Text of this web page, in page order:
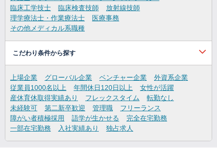
臨床工学技士
臨床検査技師
放射線技師
理学療法士・作業療法士
医療事務
その他メディカル系職種
こだわり条件から探す
上場企業 グローバル企業 ベンチャー企業
外資系企業
従業員1000名以上
年間休日120日以上
女性が活躍
産休育休取得実績あり
フレックスタイム
転勤なし
未経験可
第二新卒歓迎 管理職
フリーランス
障がい者積極採用
語学が生かせる
完全在宅勤務
一部在宅勤務
入社実績あり 独占求人